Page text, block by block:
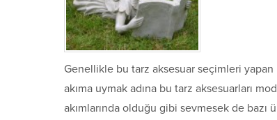
Genellikle bu tarz aksesuar seçimleri yapan
akıma uymak adına bu tarz aksesuarları
akımlarında olduğu gibi sevmesek de